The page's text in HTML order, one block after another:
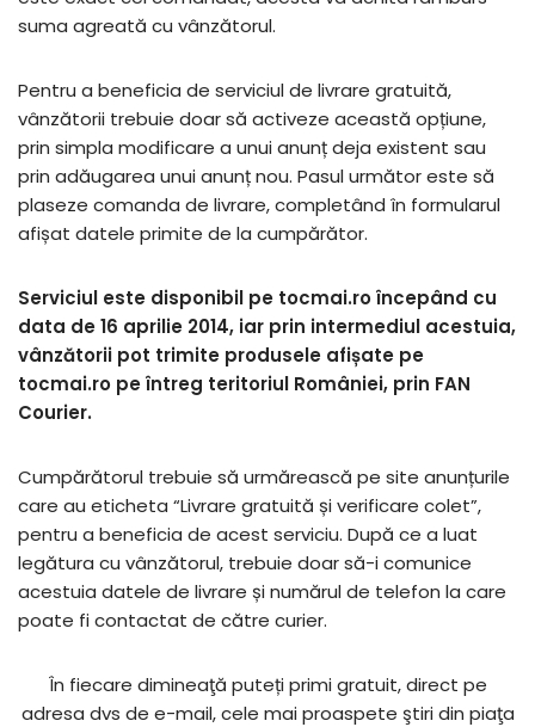
suma agreată cu vânzătorul.
Pentru a beneficia de serviciul de livrare gratuită,
vânzătorii trebuie doar să activeze această opțiune,
prin simpla modificare a unui anunț deja existent sau
prin adăugarea unui anunț nou. Pasul următor este să
plaseze comanda de livrare, completând în formularul
afișat datele primite de la cumpărător.
Serviciul este disponibil pe tocmai.ro începând cu
data de 16 aprilie 2014, iar prin intermediul acestuia,
vânzătorii pot trimite produsele afișate pe
tocmai.ro pe întreg teritoriul României, prin FAN
Courier.
Cumpărătorul trebuie să urmărească pe site anunțurile
care au eticheta “Livrare gratuită și verificare colet”,
pentru a beneficia de acest serviciu. După ce a luat
legătura cu vânzătorul, trebuie doar să-i comunice
acestuia datele de livrare și numărul de telefon la care
poate fi contactat de către curier.
În fiecare dimineaţă puteți primi gratuit, direct pe
adresa dvs de e-mail, cele mai proaspete ştiri din piaţa